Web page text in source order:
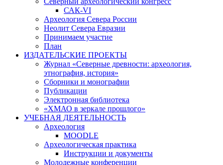
САК-VI
Археология Севера России
Неолит Севера Евразии
Принимаем участие
План
ИЗДАТЕЛЬСКИЕ ПРОЕКТЫ
Журнал «Северные древности: археология,
этнография, история»
Сборники и монографии
Публикации
Электронная библиотека
«ХМАО в зеркале прошлого»
УЧЕБНАЯ ДЕЯТЕЛЬНОСТЬ
Археология
MOODLE
Археологическая практика
Инструкции и документы
Молодежные конференции